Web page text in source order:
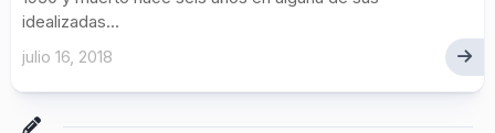
idealizadas...
julio 16, 2018